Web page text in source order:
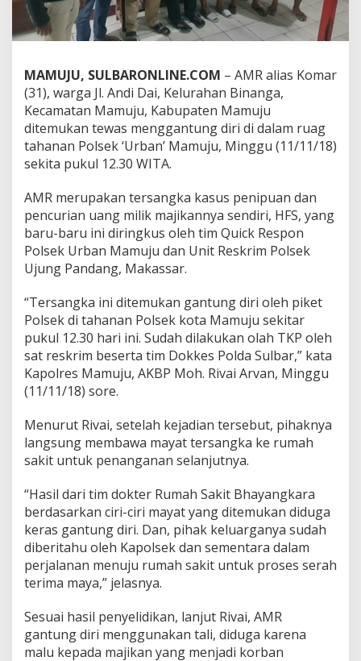
I
n
i
a
n
t
u
n
g
D
i
d
i
R
u
a
g
T
a
h
a
n
MAMUJU, SULBARONLINE.COM – AMR alias Komar
(31), warga Jl. Andi Dai, Kelurahan Binanga,
Kecamatan Mamuju, Kabupaten Mamuju
ditemukan tewas menggantung diri di dalam ruag
tahanan Polsek ‘Urban’ Mamuju, Minggu (11/11/18)
sekita pukul 12.30 WITA.
AMR merupakan tersangka kasus penipuan dan
pencurian uang milik majikannya sendiri, HFS, yang
baru-baru ini diringkus oleh tim Quick Respon
Polsek Urban Mamuju dan Unit Reskrim Polsek
Ujung Pandang, Makassar.
“Tersangka ini ditemukan gantung diri oleh piket
Polsek di tahanan Polsek kota Mamuju sekitar
pukul 12.30 hari ini. Sudah dilakukan olah TKP oleh
sat reskrim beserta tim Dokkes Polda Sulbar,” kata
Kapolres Mamuju, AKBP Moh. Rivai Arvan, Minggu
(11/11/18) sore.
Menurut Rivai, setelah kejadian tersebut, pihaknya
langsung membawa mayat tersangka ke rumah
sakit untuk penanganan selanjutnya.
“Hasil dari tim dokter Rumah Sakit Bhayangkara
berdasarkan ciri-ciri mayat yang ditemukan diduga
keras gantung diri. Dan, pihak keluarganya sudah
diberitahu oleh Kapolsek dan sementara dalam
perjalanan menuju rumah sakit untuk proses serah
terima maya,” jelasnya.
Sesuai hasil penyelidikan, lanjut Rivai, AMR
gantung diri menggunakan tali, diduga karena
malu kepada majikan yang menjadi korban